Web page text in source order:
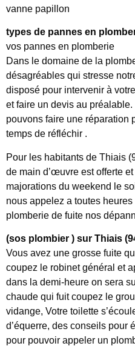
vanne papillon
types de pannes en
vos pannes en plomberie
Dans le domaine de la
désagréables qui stresse
disposé pour intervenir à
et faire un devis au
pouvons faire une réparation
temps de réfléchir .
Pour les habitants de Thiais
de main d’œuvre est offerte
majorations du weekend le
nous appelez a toutes
plomberie de fuite nos
(sos plombier ) sur Thiais
Vous avez une grosse fuite
coupez le robinet général et
dans la demi-heure on sera
chaude qui fuit coupez le
vidange, Votre toilette
d’équerre, des conseils pour
pour pouvoir appeler un